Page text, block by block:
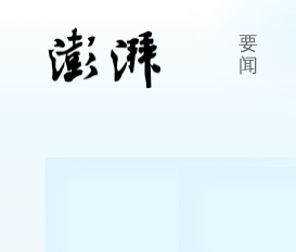
要
闻